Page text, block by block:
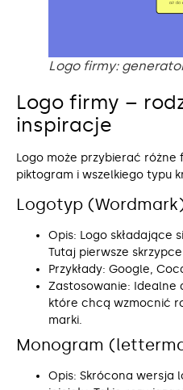
Logo firmy:
Logo firmy –
inspiracje
Logo może przybierać
piktogram i wszelkiego typu
Logotyp
Opis: Logo składające
Tutaj pierwsze
Przykłady: Google,
Zastosowanie: Idealne
które chcą wzmocnić
marki.
Monogram
Opis: Skrócona wersja